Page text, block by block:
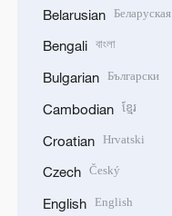
Belarusian Беларуская
Bengali বাংলা
Bulgarian Български
Cambodian ខ្មែរ
Croatian Hrvatski
Czech Český
English English